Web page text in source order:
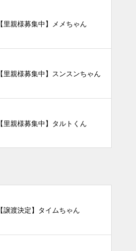
【里親様募集中】メメちゃん
【里親様募集中】スンスンちゃん
【里親様募集中】タルトくん
【譲渡決定】タイムちゃん